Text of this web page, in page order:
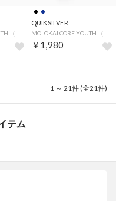
QUIKSILVER
￥1,980
1 ～ 21件 (全21件)
テム